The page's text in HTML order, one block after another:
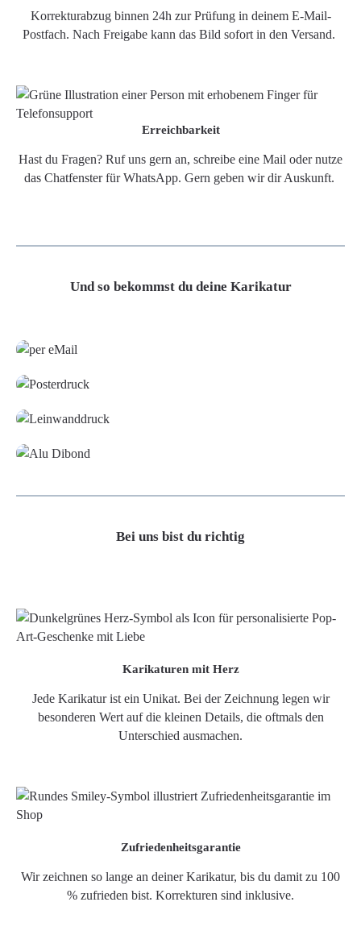
Korrekturabzug binnen 24h zur Prüfung in deinem E-Mail-
Postfach. Nach Freigabe kann das Bild sofort in den Versand.
Erreichbarkeit
Hast du Fragen? Ruf uns gern an, schreibe eine Mail oder nutze
das Chatfenster für WhatsApp. Gern geben wir dir Auskunft.
Und so bekommst du deine Karikatur
Bei uns bist du richtig
Karikaturen mit Herz
Jede Karikatur ist ein Unikat. Bei der Zeichnung legen wir
besonderen Wert auf die kleinen Details, die oftmals den
Unterschied ausmachen.
Zufriedenheitsgarantie
Wir zeichnen so lange an deiner Karikatur, bis du damit zu 100
% zufrieden bist. Korrekturen sind inklusive.